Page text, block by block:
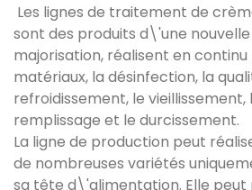
Les lignes de traitement de
sont des produits d\'une
majorisation, réalisent en
matériaux, la désinfection, la
refroidissement, le vieillissement,
remplissage et le durcissement.
La ligne de production peut
de nombreuses variétés
sa tête d\'alimentation. Elle peut